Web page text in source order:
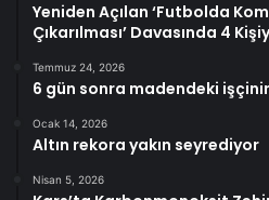
Yeniden Açılan ‘Futbolda
Çıkarılması’ Davasında 4
Temmuz 24, 2026
6 gün sonra madendeki
Ocak 14, 2026
Altın rekora yakın seyrediyor
Nisan 5, 2026